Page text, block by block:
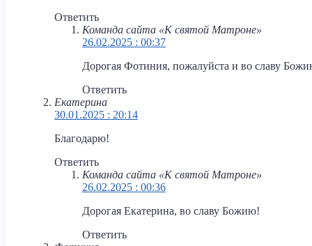
Ответить
Команда сайта «К святой Матроне»
26.02.2025 : 00:37
Дорогая Фотиния, пожалуйста и во славу
Ответить
Екатерина
30.01.2025 : 20:14
Благодарю!
Ответить
Команда сайта «К святой Матроне»
26.02.2025 : 00:36
Дорогая Екатерина, во славу Божию!
Ответить